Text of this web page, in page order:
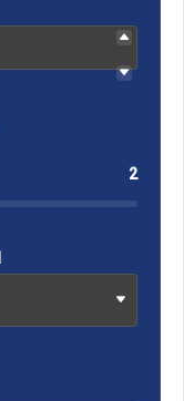
2